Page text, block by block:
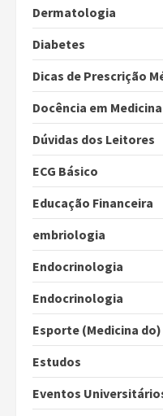
Dermatologia
Diabetes
Dicas de Prescrição
Docência em Medicina
Dúvidas dos Leitores
ECG Básico
Educação Financeira
embriologia
Endocrinologia
Endocrinologia
Esporte (Medicina do)
Estudos
Eventos